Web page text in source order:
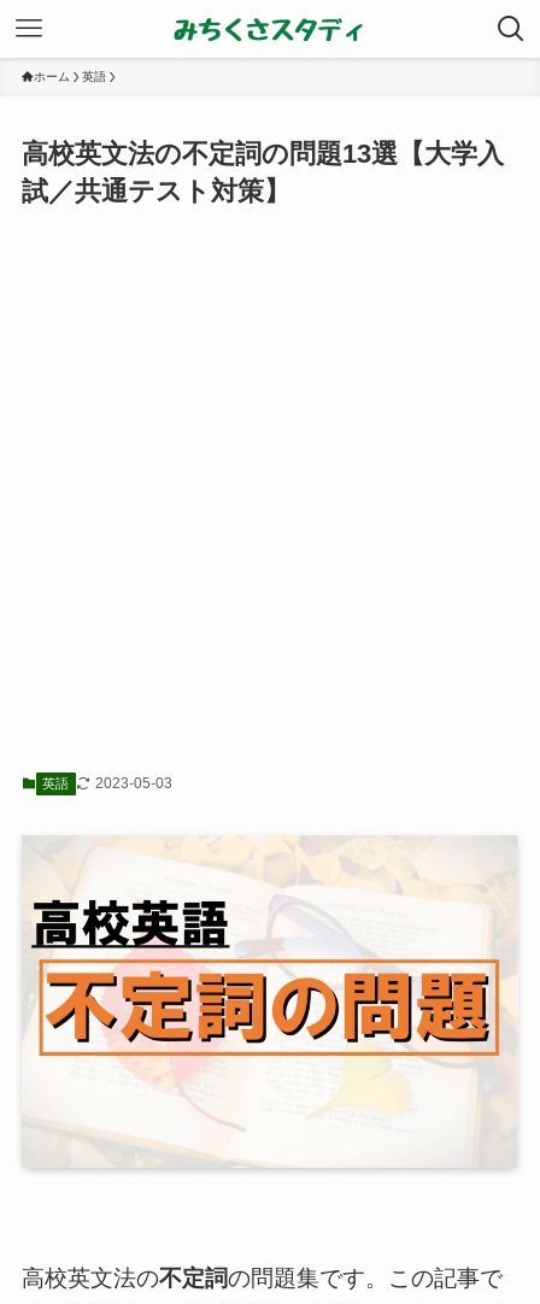
ホーム 英語
高校英文法の不定詞の問題13選【大学入
試／共通テスト対策】
英語 2023-05-03
高校英文法の不定詞の問題集です。この記事で